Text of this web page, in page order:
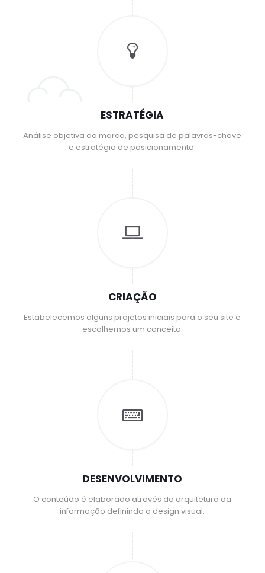
ESTRATÉGIA
Análise objetiva da marca, pesquisa de palavras-chave
e estratégia de posicionamento.
CRIAÇÃO
Estabelecemos alguns projetos iniciais para o seu site e
escolhemos um conceito.
DESENVOLVIMENTO
O conteúdo é elaborado através da arquitetura da
informação definindo o design visual.